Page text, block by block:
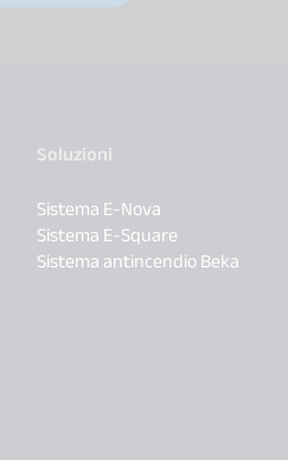
Soluzioni
Sistema E-Nova
Sistema E-Square
Sistema antincendio Beka